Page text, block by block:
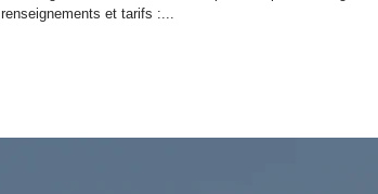
renseignements et tarifs :...